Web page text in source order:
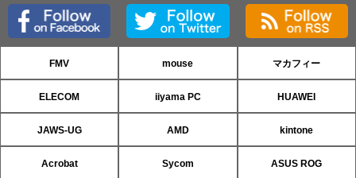
FMV mouse マカフィー
ELECOM iiyama PC HUAWEI
JAWS-UG AMD kintone
Acrobat Sycom ASUS ROG